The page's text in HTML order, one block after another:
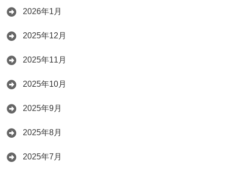
2026年1月
2025年12月
2025年11月
2025年10月
2025年9月
2025年8月
2025年7月